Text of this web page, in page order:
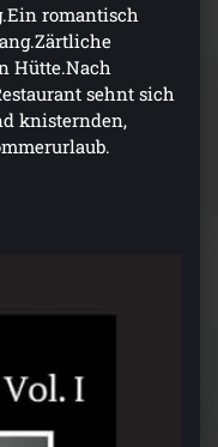
romantisch
Hütte.Nach
sehnt sich
knisternden,